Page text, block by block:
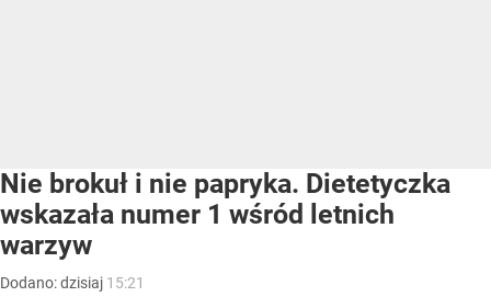
Nie brokuł i nie papryka. Dietetyczka
wskazała numer 1 wśród letnich
warzyw
Dodano:dzisiaj 15:21